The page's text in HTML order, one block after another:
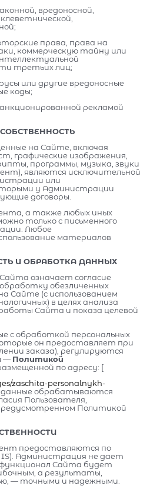
вредоносной,
права, права на
коммерческую тайну или
третьих лиц;
или другие вредоносные
коды;
рекламой
на Сайте, включая
графические изображения,
программы, музыка, звуки
являются исключительной
или
у Администрации
договоры.
а также любых иных
только с письменного
Любое
материалов
И ОБРАБОТКА ДАННЫХ
означает согласие
обезличенных
Сайте (с использованием
в целях анализа
Сайта и показа целевой
с обработкой персональных
он предоставляет при
заказа), регулируются
— Политикой
размещенной по адресу: [
zaschita-personalnykh-
данные обрабатываются
Пользователя,
Политикой
предоставляются по
IS). Администрация не дает
Сайта будет
а результаты,
— точными и надежными.